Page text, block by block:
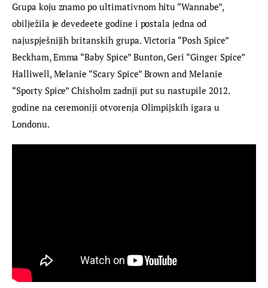
Grupa koju znamo po ultimativnom hitu “Wannabe”,
obilježila je devedeete godine i postala jedna od
najuspješnijih britanskih grupa. Victoria “Posh Spice”
Beckham, Emma “Baby Spice” Bunton, Geri “Ginger Spice”
Halliwell, Melanie “Scary Spice” Brown and Melanie
“Sporty Spice” Chisholm zadnji put su nastupile 2012.
godine na ceremoniji otvorenja Olimpijskih igara u
Londonu.